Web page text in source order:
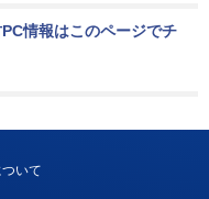
情報はこのページでチ
いて